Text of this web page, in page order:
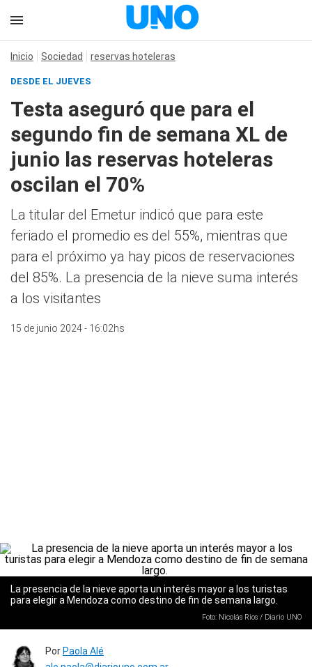
Inicio Sociedad reservas hoteleras
DESDE EL JUEVES
Testa aseguró que para el
segundo fin de semana XL de
junio las reservas hoteleras
oscilan el 70%
La titular del Emetur indicó que para este
feriado el promedio es del 55%, mientras que
para el próximo ya hay picos de reservaciones
del 85%. La presencia de la nieve suma interés
a los visitantes
15 de junio 2024 - 16:02hs
La presencia de la nieve aporta un interés mayor a los turistas
para elegir a Mendoza como destino de fin de semana largo.
Foto: Nicolás Rios / Diario UNO
Por Paola Alé